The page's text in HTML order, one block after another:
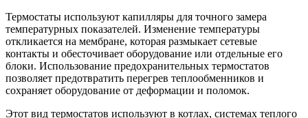
Термостаты используют капилляры для точного замера
температурных показателей. Изменение температуры
откликается на мембране, которая размыкает сетевые
контакты и обесточивает оборудование или отдельные его
блоки. Использование предохранительных термостатов
позволяет предотвратить перегрев теплообменников и
сохраняет оборудование от деформации и поломок.
Этот вид термостатов используют в котлах, системах теплого